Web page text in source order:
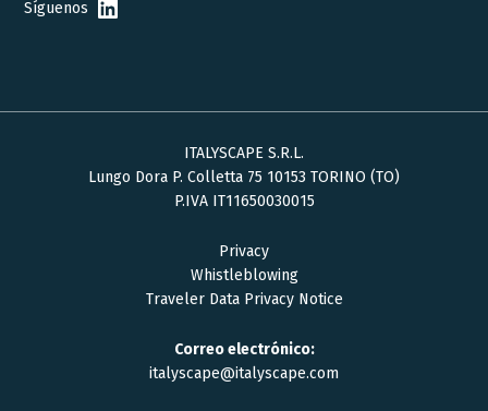
Síguenos
ITALYSCAPE S.R.L.
Lungo Dora P. Colletta 75 10153 TORINO (TO)
P.IVA IT11650030015
Privacy
Whistleblowing
Traveler Data Privacy Notice
Correo electrónico:
italyscape@italyscape.com